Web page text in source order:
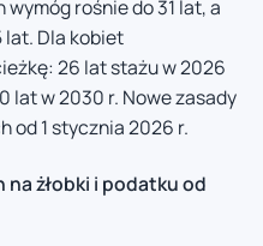
rośnie do 31 lat, a
lat. Dla kobiet
26 lat stażu w 2026
lat w 2030 r. Nowe zasady
od 1 stycznia 2026 r.
na żłobki i podatku od